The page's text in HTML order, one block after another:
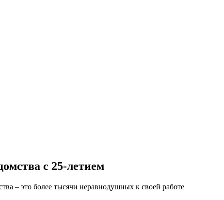
с 25-летием
– это более тысячи неравнодушных к своей работе